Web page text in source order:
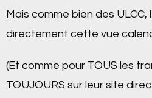
Mais comme bien des
directement cette vue
(Et comme pour TOUS les
TOUJOURS sur leur site